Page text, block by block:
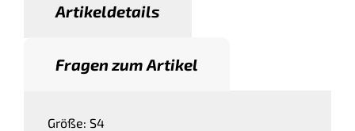
Artikeldetails
Fragen zum Artikel
Größe: S4